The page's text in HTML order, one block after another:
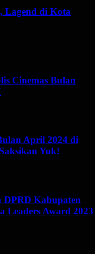
Lagend di Kota
Cinemas Bulan
April 2024 di
Yuk!
Kabupaten
Leaders Award 2023